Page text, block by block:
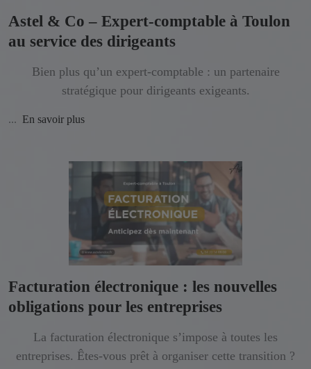
Astel & Co – Expert-comptable à Toulon
au service des dirigeants
Bien plus qu’un expert-comptable : un partenaire
stratégique pour dirigeants exigeants.
... En savoir plus
Facturation électronique : les nouvelles
obligations pour les entreprises
La facturation électronique s’impose à toutes les
entreprises. Êtes-vous prêt à organiser cette transition ?